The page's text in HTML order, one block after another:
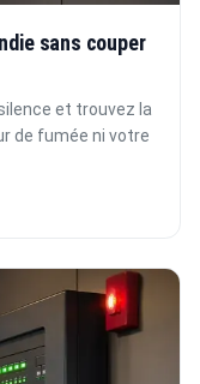
sans couper
et trouvez la
de fumée ni votre